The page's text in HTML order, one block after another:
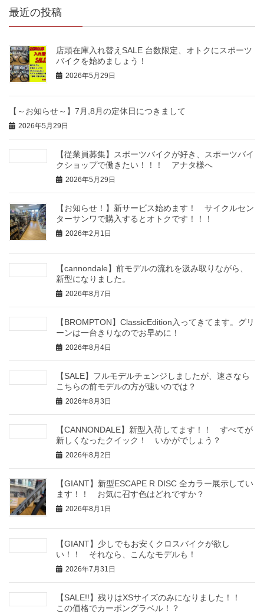
最近の投稿
店頭在庫入れ替えSALE 台数限定、オトクにスポーツ
バイクを始めましょう！
2026年5月29日
【～お知らせ～】7月,8月の定休日につきまして
2026年5月29日
【従業員募集】スポーツバイクが好き、スポーツバイ
クショップで働きたい！！！ アナタ様へ
2026年5月29日
【お知らせ！】新サービス始めます！ サイクルセン
ターサンワで購入するとオトクです！！！
2026年2月1日
【cannondale】前モデルの流れを汲み取りながら、
新型になりました。
2026年8月7日
【BROMPTON】ClassicEdition入ってきてます。グリ
ーンは一台きりなのでお早めに！
2026年8月4日
【SALE】フルモデルチェンジしましたが、速さなら
こちらの前モデルの方が速いのでは？
2026年8月3日
【CANNONDALE】新型入荷してます！！ すべてが
新しくなったクイック！ いかがでしょう？
2026年8月2日
【GIANT】新型ESCAPE R DISC 全カラー展示してい
ます！！ お気に召す色はどれですか？
2026年8月1日
【GIANT】少しでもお安くクロスバイクが欲し
い！！ それなら、こんなモデルも！
2026年7月31日
【SALE!!】残りはXSサイズのみになりました！！
この価格でカーボングラベル！？